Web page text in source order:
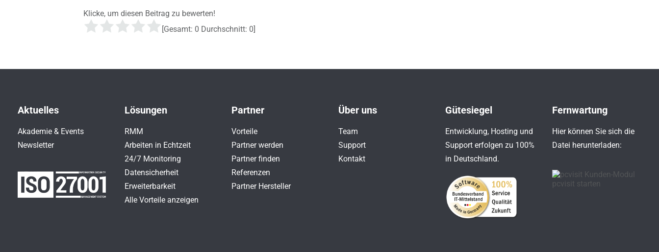
Klicke, um diesen Beitrag zu bewerten!
[Gesamt: 0 Durchschnitt: 0]
Aktuelles
Akademie & Events
Newsletter
Lösungen
RMM
Arbeiten in Echtzeit
24/7 Monitoring
Datensicherheit
Erweiterbarkeit
Alle Vorteile anzeigen
Partner
Vorteile
Partner werden
Partner finden
Referenzen
Partner Hersteller
Über uns
Team
Support
Kontakt
Gütesiegel
Entwicklung, Hosting und
Support erfolgen zu 100%
in Deutschland.
Fernwartung
Hier können Sie sich die
Datei herunterladen: